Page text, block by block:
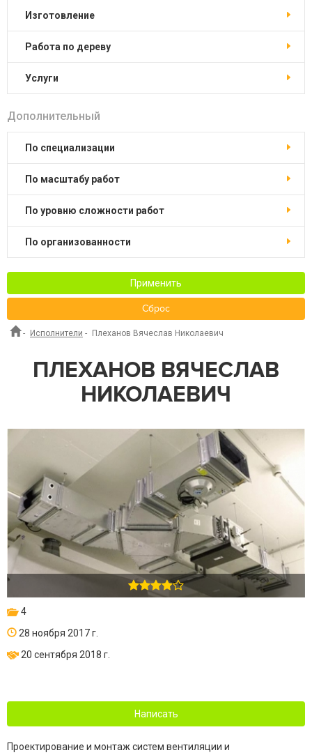
изготовление
работа по дереву
услуги
Дополнительный
по специализации
по масштабу работ
по уровню сложности работ
по организованности
Применить
Сброс
- Исполнители - Плеханов Вячеслав Николаевич
ПЛЕХАНОВ ВЯЧЕСЛАВ
НИКОЛАЕВИЧ
4
28 ноября 2017 г.
20 сентября 2018 г.
Написать
Проектирование и монтаж систем вентиляции и